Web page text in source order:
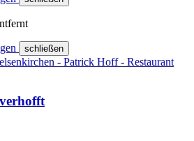
schließen